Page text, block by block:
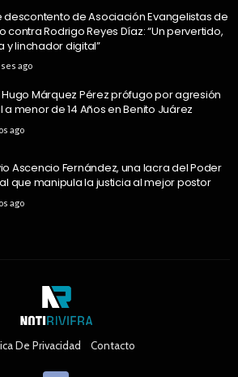
descontento de Asociación Evangelistas de
contra Rodrigo Reyes Díaz: “Un pervertido,
y linchador digital”
ago
Márquez Pérez prófugo por agresión
a menor de 14 Años en Benito Juárez
ago
Ascencio Fernández, una lacra del Poder
que manipula la justicia al mejor postor
ago
De Privacidad Contacto